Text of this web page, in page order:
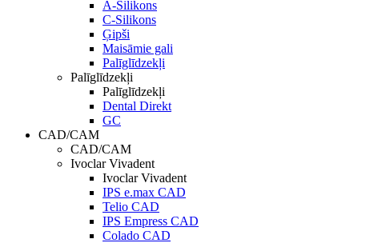
A-Silikons
C-Silikons
Ģipši
Maisāmie gali
Palīglīdzekļi
Palīglīdzekļi
Palīglīdzekļi
Dental Direkt
GC
CAD/CAM
CAD/CAM
Ivoclar Vivadent
Ivoclar Vivadent
IPS e.max CAD
Telio CAD
IPS Empress CAD
Colado CAD